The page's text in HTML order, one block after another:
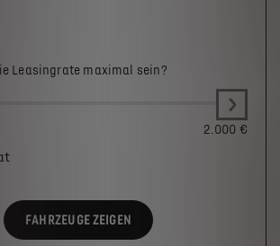
Leasingrate maximal sein?
2.000 €
FAHRZEUGE ZEIGEN